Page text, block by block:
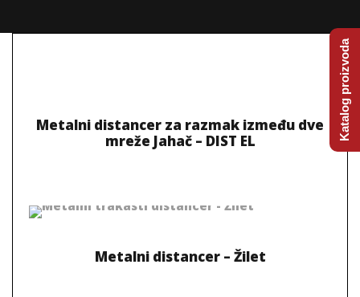
Metalni distancer za razmak između dve
mreže Jahač – DIST EL
Metalni distancer – Žilet
Katalog proizvoda